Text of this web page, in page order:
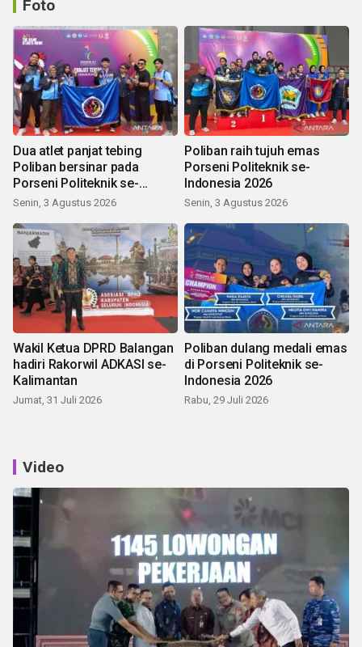
Foto
Dua atlet panjat tebing
Poliban bersinar pada
Porseni Politeknik se-
Indonesia 2026
Senin, 3 Agustus 2026
Poliban raih tujuh emas
Porseni Politeknik se-
Indonesia 2026
Senin, 3 Agustus 2026
Wakil Ketua DPRD Balangan
hadiri Rakorwil ADKASI se-
Kalimantan
Jumat, 31 Juli 2026
Poliban dulang medali emas
di Porseni Politeknik se-
Indonesia 2026
Rabu, 29 Juli 2026
Video